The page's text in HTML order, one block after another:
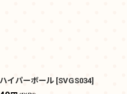
ハイパーボール [SVGS034]